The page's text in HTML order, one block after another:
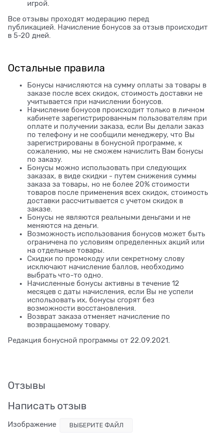
игрой.
Все отзывы проходят модерацию перед
публикацией. Начисление бонусов за отзыв происходит
в 5-20 дней.
Остальные правила
Бонусы начисляются на сумму оплаты за товары в
заказе после всех скидок, стоимость доставки не
учитывается при начислении бонусов.
Начисление бонусов происходит только в личном
кабинете зарегистрированным пользователям при
оплате и получении заказа, если Вы делали заказ
по телефону и не сообщили менеджеру, что Вы
зарегистрированы в бонусной программе, к
сожалению, мы не сможем начислить Вам бонусы
по заказу.
Бонусы можно использовать при следующих
заказах, в виде скидки - путем снижения суммы
заказа за товары, но не более 20% стоимости
товаров после применения всех скидок, стоимость
доставки рассчитывается с учетом скидок в
заказе.
Бонусы не являются реальными деньгами и не
меняются на деньги.
Возможность использования бонусов может быть
ограничена по условиям определенных акций или
на отдельные товары.
Скидки по промокоду или секретному слову
исключают начисление баллов, необходимо
выбрать что-то одно.
Начисленные бонусы активны в течение 12
месяцев с даты начисления, если Вы не успели
использовать их, бонусы сгорят без
возможности восстановления.
Возврат заказа отменяет начисление по
возвращаемому товару.
Редакция бонусной программы от 22.09.2021.
Отзывы
Написать отзыв
Изображение ВЫБЕРИТЕ ФАЙЛ